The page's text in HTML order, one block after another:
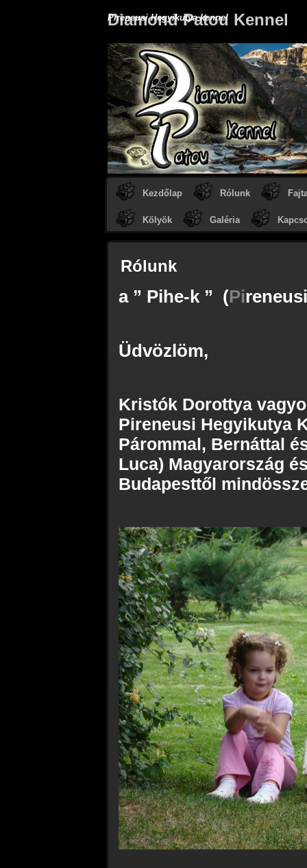
Diamond Patou Kennel
Pireneusi Hegyikutya kennel
Kezdőlap Rólunk
Kölyök Galéria
Rólunk
a ” Pihe-k ” (Pi
Üdvözlöm,
Kristók Dorottya
Pireneusi Hegyikutya
Párommal, Bernáttal
Luca) Magyarország
Budapesttől